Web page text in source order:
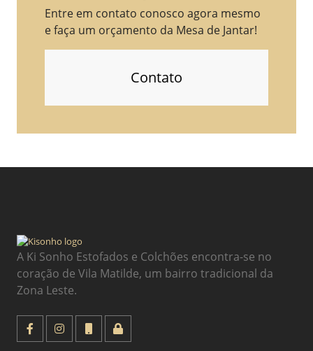
Entre em contato conosco agora mesmo
e faça um orçamento da Mesa de Jantar!
Contato
A Ki Sonho Estofados e Colchões encontra-se no
coração de Vila Matilde, um bairro tradicional da
Zona Leste.